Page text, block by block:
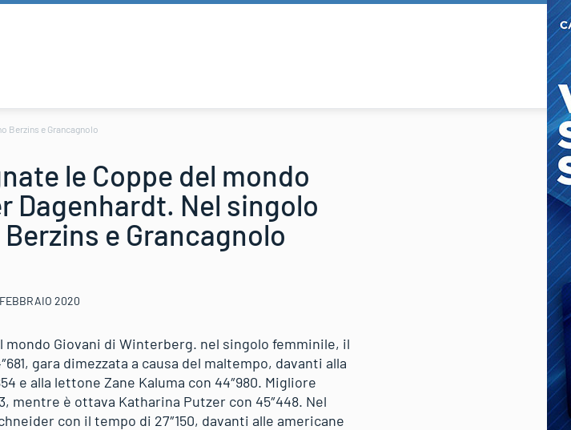
Berzins e Grancagnolo
le Coppe del mondo
Dagenhardt. Nel singolo
e Grancagnolo
2020
Giovani di Winterberg. nel singolo femminile, il
gara dimezzata a causa del maltempo, davanti alla
e alla lettone Zane Kaluma con 44″980. Migliore
mentre è ottava Katharina Putzer con 45″448. Nel
con il tempo di 27″150, davanti alle americane